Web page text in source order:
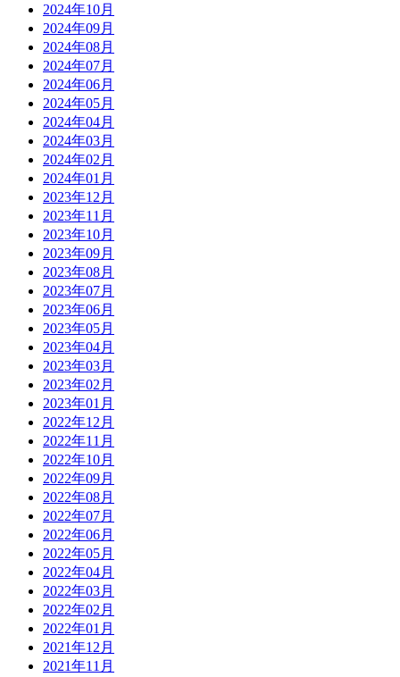
2024年10月
2024年09月
2024年08月
2024年07月
2024年06月
2024年05月
2024年04月
2024年03月
2024年02月
2024年01月
2023年12月
2023年11月
2023年10月
2023年09月
2023年08月
2023年07月
2023年06月
2023年05月
2023年04月
2023年03月
2023年02月
2023年01月
2022年12月
2022年11月
2022年10月
2022年09月
2022年08月
2022年07月
2022年06月
2022年05月
2022年04月
2022年03月
2022年02月
2022年01月
2021年12月
2021年11月